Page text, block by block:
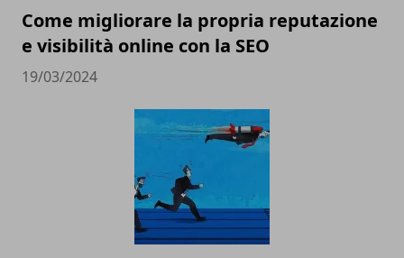
Come migliorare la propria reputazione
e visibilità online con la SEO
19/03/2024